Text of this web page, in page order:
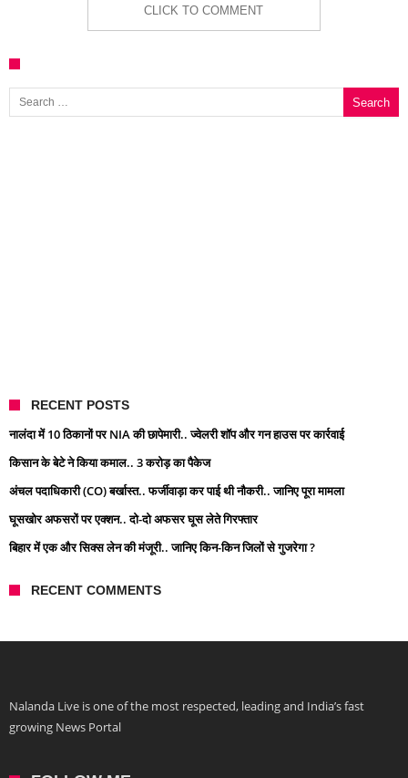
CLICK TO COMMENT
Search for:
RECENT POSTS
नालंदा में 10 ठिकानों पर NIA की छापेमारी.. ज्वेलरी शॉप और गन हाउस पर कार्रवाई
किसान के बेटे ने किया कमाल.. 3 करोड़ का पैकेज
अंचल पदाधिकारी (CO) बर्खास्त.. फर्जीवाड़ा कर पाई थी नौकरी.. जानिए पूरा मामला
घूसखोर अफसरों पर एक्शन.. दो-दो अफसर घूस लेते गिरफ्तार
बिहार में एक और सिक्स लेन की मंजूरी.. जानिए किन-किन जिलों से गुजरेगा ?
RECENT COMMENTS
Nalanda Live is one of the most respected, leading and India’s fast
growing News Portal